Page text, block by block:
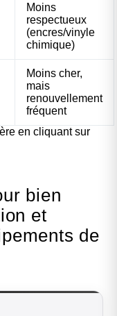
Moins
respectueux
(encres/vinyle
chimique)
Moins cher,
mais
renouvellement
fréquent
en cliquant sur
bien
et
de